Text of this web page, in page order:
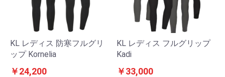
KL レディス 防寒フルグリ
ップ Kornelia
￥24,200
KL レディス フルグリップ
Kadi
￥33,000